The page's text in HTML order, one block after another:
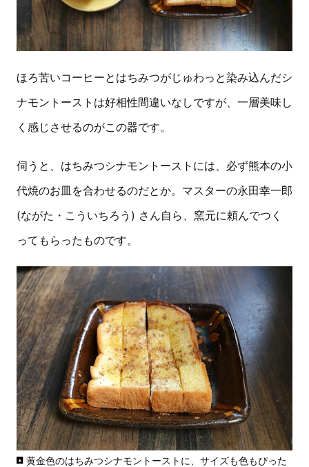
ほろ苦いコーヒーとはちみつがじゅわっと染み込んだシ
ナモントーストは好相性間違いなしですが、一層美味し
く感じさせるのがこの器です。
伺うと、はちみつシナモントーストには、必ず熊本の小
代焼のお皿を合わせるのだとか。マスターの永田幸一郎
(ながた・こういちろう) さん自ら、窯元に頼んでつく
ってもらったものです。
黄金色のはちみつシナモントーストに、サイズも色もぴった